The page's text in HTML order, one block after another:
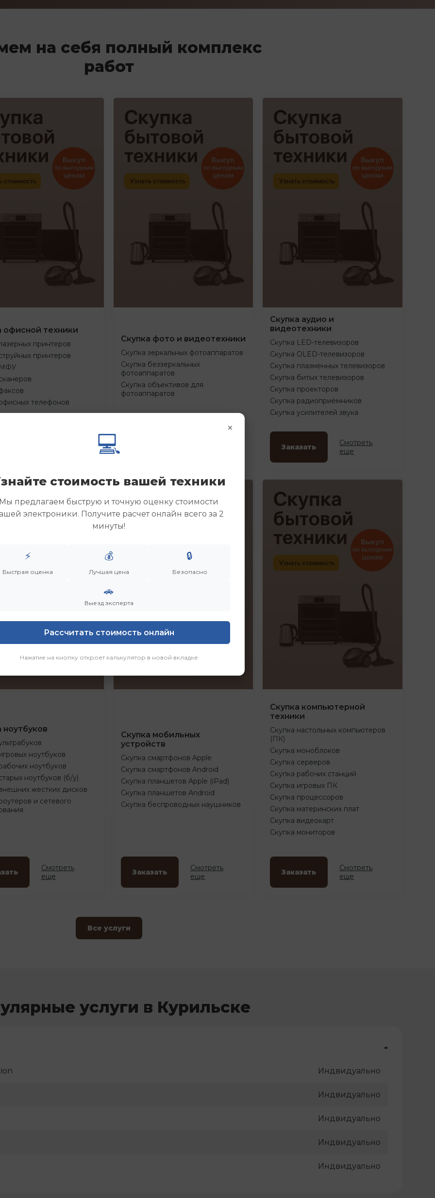
на себя полный комплекс
работ
офисной техники
принтеров
принтеров
МФУ
телефонов
Скупка фото и видеотехники
Скупка зеркальных фотоаппаратов
Скупка беззеркальных
фотоаппаратов
Скупка объективов для
фотоаппаратов
Скупка аудио и
видеотехники
Скупка LED-телевизоров
Скупка OLED-телевизоров
Скупка плазменных телевизоров
Скупка битых телевизоров
Скупка проекторов
Скупка радиоприёмников
Скупка усилителей звука
Заказать
Смотреть
еще
ноутбуков
ноутбуков
ноутбуков
ноутбуков (б/у)
жестких дисков
и сетевого
Смотреть
еще
Скупка мобильных
устройств
Скупка смартфонов Apple
Скупка смартфонов Android
Скупка планшетов Apple (iPad)
Скупка планшетов Android
Скупка беспроводных наушников
Заказать
Смотреть
еще
Скупка компьютерной
техники
Скупка настольных компьютеров
(ПК)
Скупка моноблоков
Скупка серверов
Скупка рабочих станций
Скупка игровых ПК
Скупка процессоров
Скупка материнских плат
Скупка видеокарт
Скупка мониторов
Заказать
Смотреть
еще
Все услуги
услуги в Курильске
-
Индвидуально
Индвидуально
Индвидуально
Индвидуально
Индвидуально
×
💻
стоимость вашей техники
предлагаем быструю и точную оценку стоимости
электроники. Получите расчет онлайн всего за 2
минуты!
⚡
Быстрая оценка
💰
Лучшая цена
🔒
Безопасно
🚗
Выезд эксперта
Рассчитать стоимость онлайн
Нажатие на кнопку откроет калькулятор в новой вкладке